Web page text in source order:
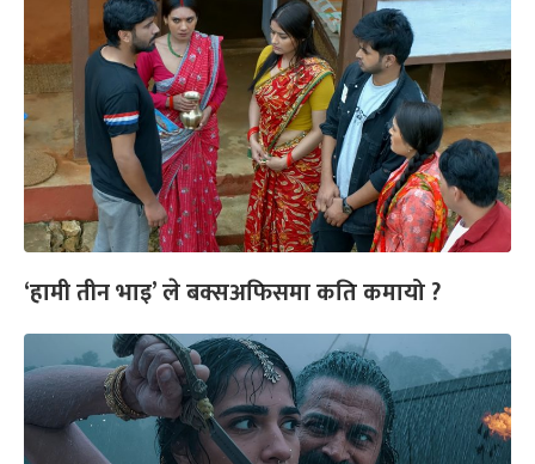
‘हामी तीन भाइ’ ले बक्सअफिसमा कति कमायो ?